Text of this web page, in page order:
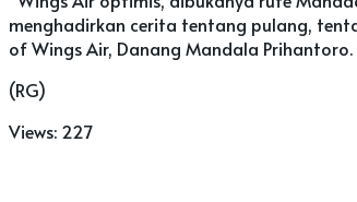
menghadirkan cerita tentang pulang,
of Wings Air, Danang Mandala Prihantoro.
(RG)
Views: 227